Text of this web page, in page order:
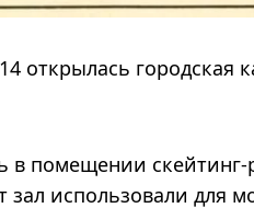
открылась городская
в помещении скейтинг-
использовали для